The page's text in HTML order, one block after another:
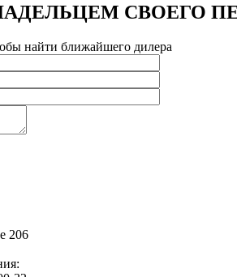
СВОЕГО
найти ближайшего дилера
206